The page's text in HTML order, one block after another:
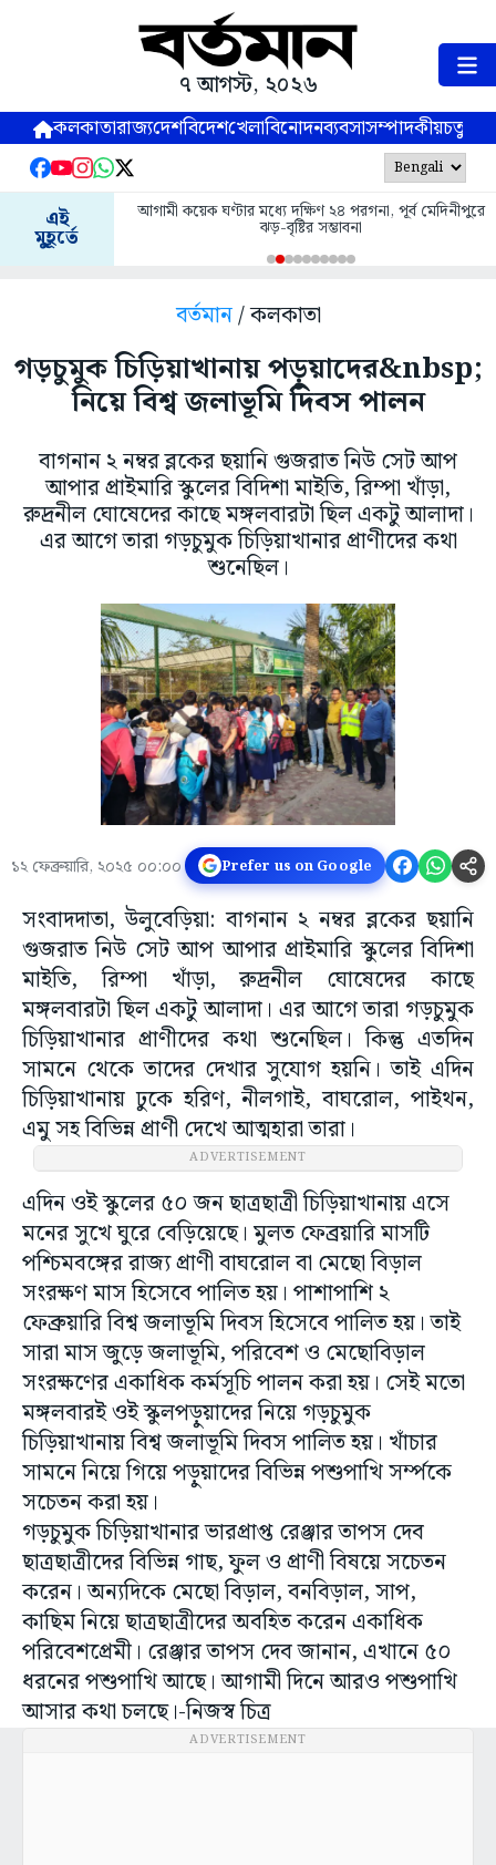
৭ আগস্ট, ২০২৬
কলকাতারাজ্যদেশবিদেশখেলাবিনোদনব্যবসাসম্পাদকীয়
এই
মুহূর্তে
আগামী কয়েক ঘণ্টার মধ্যে দক্ষিণ ২৪ পরগনা, পূর্ব মেদিনীপুরে
ঝড়-বৃষ্টির সম্ভাবনা
বর্তমান/ কলকাতা
গড়চুমুক চিড়িয়াখানায় পড়ুয়াদের&nbsp;
নিয়ে বিশ্ব জলাভূমি দিবস পালন
বাগনান ২ নম্বর ব্লকের ছয়ানি গুজরাত নিউ সেট আপ
আপার প্রাইমারি স্কুলের বিদিশা মাইতি, রিম্পা খাঁড়া,
রুদ্রনীল ঘোষেদের কাছে মঙ্গলবারটা ছিল একটু আলাদা।
এর আগে তারা গড়চুমুক চিড়িয়াখানার প্রাণীদের কথা
শুনেছিল।
১২ ফেব্রুয়ারি, ২০২৫ ০০:০০ Prefer us on Google
সংবাদদাতা, উলুবেড়িয়া: বাগনান ২ নম্বর ব্লকের ছয়ানি
গুজরাত নিউ সেট আপ আপার প্রাইমারি স্কুলের বিদিশা
মাইতি, রিম্পা খাঁড়া, রুদ্রনীল ঘোষেদের কাছে
মঙ্গলবারটা ছিল একটু আলাদা। এর আগে তারা গড়চুমুক
চিড়িয়াখানার প্রাণীদের কথা শুনেছিল। কিন্তু এতদিন
সামনে থেকে তাদের দেখার সুযোগ হয়নি। তাই এদিন
চিড়িয়াখানায় ঢুকে হরিণ, নীলগাই, বাঘরোল, পাইথন,
এমু সহ বিভিন্ন প্রাণী দেখে আত্মহারা তারা।
ADVERTISEMENT
এদিন ওই স্কুলের ৫০ জন ছাত্রছাত্রী চিড়িয়াখানায় এসে
মনের সুখে ঘুরে বেড়িয়েছে। মুলত ফেব্রয়ারি মাসটি
পশ্চিমবঙ্গের রাজ্য প্রাণী বাঘরোল বা মেছো বিড়াল
সংরক্ষণ মাস হিসেবে পালিত হয়। পাশাপাশি ২
ফেব্রুয়ারি বিশ্ব জলাভূমি দিবস হিসেবে পালিত হয়। তাই
সারা মাস জুড়ে জলাভূমি, পরিবেশ ও মেছোবিড়াল
সংরক্ষণের একাধিক কর্মসূচি পালন করা হয়। সেই মতো
মঙ্গলবারই ওই স্কুলপড়ুয়াদের নিয়ে গড়চুমুক
চিড়িয়াখানায় বিশ্ব জলাভূমি দিবস পালিত হয়। খাঁচার
সামনে নিয়ে গিয়ে পড়ুয়াদের বিভিন্ন পশুপাখি সর্ম্পকে
সচেতন করা হয়।
গড়চুমুক চিড়িয়াখানার ভারপ্রাপ্ত রেঞ্জার তাপস দেব
ছাত্রছাত্রীদের বিভিন্ন গাছ, ফুল ও প্রাণী বিষয়ে সচেতন
করেন। অন্যদিকে মেছো বিড়াল, বনবিড়াল, সাপ,
কাছিম নিয়ে ছাত্রছাত্রীদের অবহিত করেন একাধিক
পরিবেশপ্রেমী। রেঞ্জার তাপস দেব জানান, এখানে ৫০
ধরনের পশুপাখি আছে। আগামী দিনে আরও পশুপাখি
আসার কথা চলছে।-নিজস্ব চিত্র
ADVERTISEMENT